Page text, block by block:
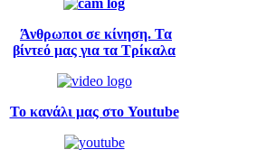
Άνθρωποι σε κίνηση. Τα
βίντεό μας για τα Τρίκαλα
Το κανάλι μας στο Youtube